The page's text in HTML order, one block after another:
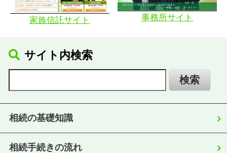
家族信託サイト 事務所サイト
サイト内検索
相続の基礎知識
相続手続きの流れ